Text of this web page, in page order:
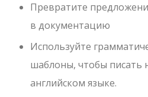
Превратите
в документацию
Используйте
шаблоны, чтобы писать
английском языке.